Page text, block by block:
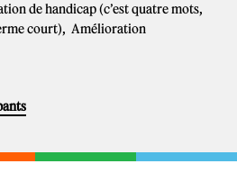
de handicap (c’est quatre mots,
court), Amélioration